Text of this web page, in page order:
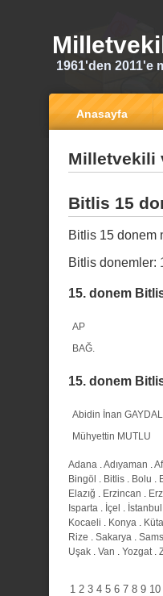
1961'den 2011'e
Anasayfa
Milletvekili
Bitlis 15
Bitlis 15 donem
Bitlis donemler:
15. donem
AP
BAĞ.
15. donem
Abidin İnan
Mühyettin MUTLU
Adana .Adıyaman .
Bingöl . Bitlis . Bolu .
Elazığ . Erzincan .
Isparta . İçel . İstanbul
Kocaeli . Konya .
Rize . Sakarya .
Uşak . Van . Yozgat.
1 2 3 4 5 6 7 8 9 10